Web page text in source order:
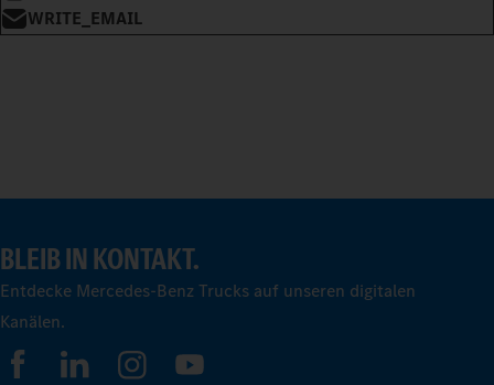
WRITE_EMAIL
BLEIB IN KONTAKT.
Entdecke Mercedes-Benz Trucks auf unseren digitalen
Kanälen.